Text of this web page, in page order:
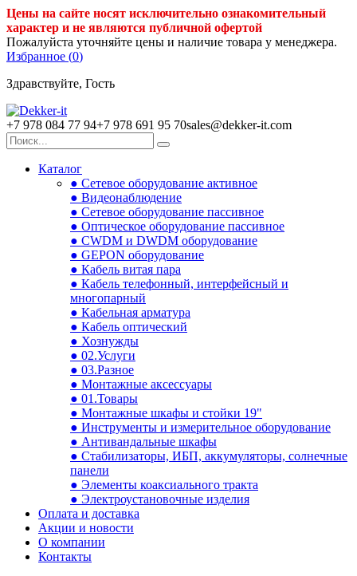
Цены на сайте носят исключительно ознакомительный
характер и не являются публичной офертой
Пожалуйста уточняйте цены и наличие товара у менеджера.
Избранное (0)
Здравствуйте, Гость
+7 978 084 77 94+7 978 691 95 70sales@dekker-it.com
Каталог
● Сетевое оборудование активное
● Видеонаблюдение
● Сетевое оборудование пассивное
● Оптическое оборудование пассивное
● CWDM и DWDM оборудование
● GEPON оборудование
● Кабель витая пара
● Кабель телефонный, интерфейсный и
многопарный
● Кабельная арматура
● Кабель оптический
● Хознужды
● 02.Услуги
● 03.Разное
● Монтажные аксессуары
● 01.Товары
● Монтажные шкафы и стойки 19"
● Инструменты и измерительное оборудование
● Антивандальные шкафы
● Стабилизаторы, ИБП, аккумуляторы, солнечные
панели
● Элементы коаксиального тракта
● Электроустановочные изделия
Оплата и доставка
Акции и новости
О компании
Контакты